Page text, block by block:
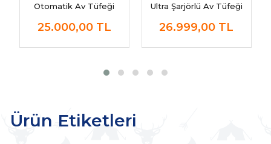
Otomatik Av Tüfeği
25.000,00 TL
Ultra Şarjörlü Av Tüfeği
26.999,00 TL
Ürün Etiketleri